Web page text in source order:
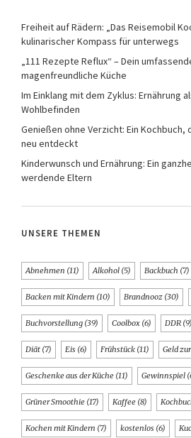
Freiheit auf Rädern: „Das Reisemobil
kulinarischer Kompass für unterwegs
„111 Rezepte Reflux“ – Dein
magenfreundliche Küche
Im Einklang mit dem Zyklus: Ernährung
Wohlbefinden
Genießen ohne Verzicht: Ein Kochbuch,
neu entdeckt
Kinderwunsch und Ernährung: Ein
werdende Eltern
UNSERE THEMEN
Abnehmen (11) Alkohol (5) Backbuch (7)
Backen mit Kindern (10) Brandnooz (30)
Buchvorstellung (39) Coolbox (6) DDR (9)
Diät (7) Eis (6) Frühstück (11) Geld
Geschenke aus der Küche (11) Gewinnspiel
Grüner Smoothie (17) Kaffee (8)
Kochen mit Kindern (7) kostenlos (6)